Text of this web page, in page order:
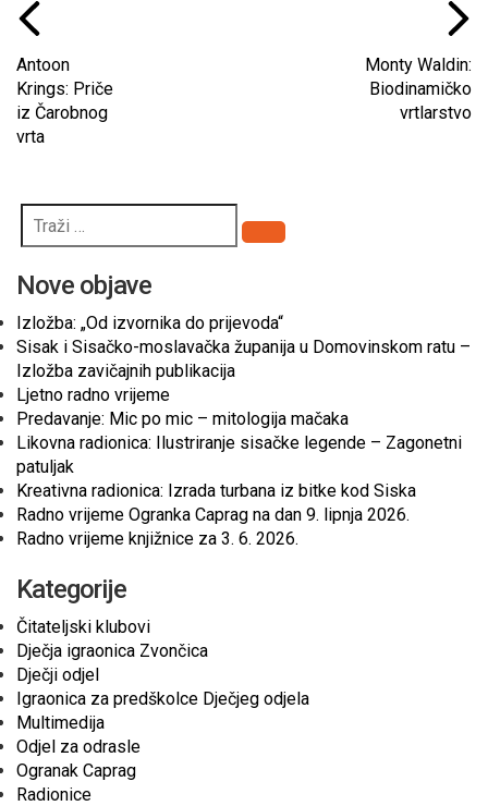
Antoon
Krings: Priče
iz Čarobnog
vrta
Monty Waldin:
Biodinamičko
vrtlarstvo
Pretraži
Nove objave
Izložba: „Od izvornika do prijevoda“
Sisak i Sisačko-moslavačka županija u Domovinskom ratu –
Izložba zavičajnih publikacija
Ljetno radno vrijeme
Predavanje: Mic po mic – mitologija mačaka
Likovna radionica: Ilustriranje sisačke legende – Zagonetni
patuljak
Kreativna radionica: Izrada turbana iz bitke kod Siska
Radno vrijeme Ogranka Caprag na dan 9. lipnja 2026.
Radno vrijeme knjižnice za 3. 6. 2026.
Kategorije
Čitateljski klubovi
Dječja igraonica Zvončica
Dječji odjel
Igraonica za predškolce Dječjeg odjela
Multimedija
Odjel za odrasle
Ogranak Caprag
Radionice